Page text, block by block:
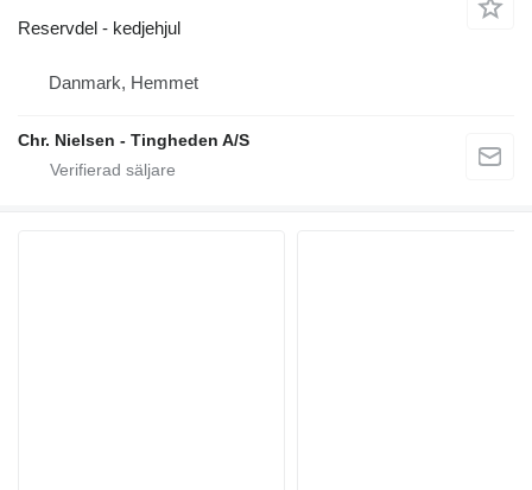
Reservdel - kedjehjul
Danmark, Hemmet
Chr. Nielsen - Tingheden A/S